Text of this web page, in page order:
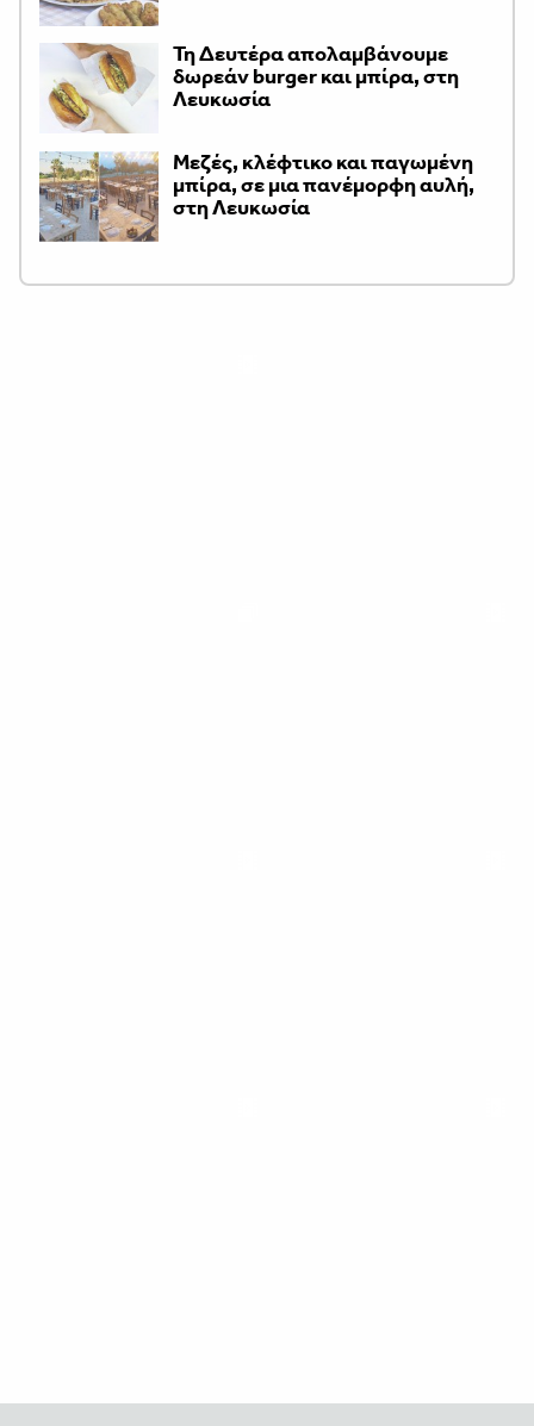
Τη Δευτέρα απολαμβάνουμε
δωρεάν burger και μπίρα, στη
Λευκωσία
Μεζές, κλέφτικο και παγωμένη
μπίρα, σε μια πανέμορφη αυλή,
στη Λευκωσία